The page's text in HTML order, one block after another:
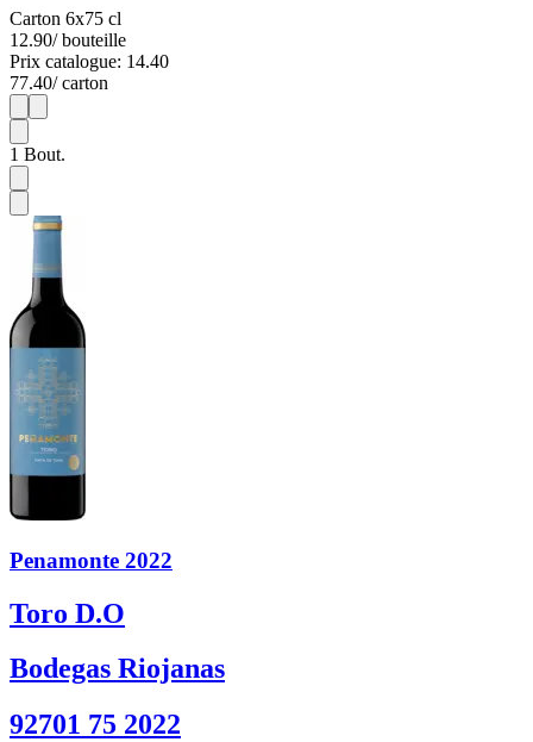
Carton 6x75 cl
12.90/ bouteille
Prix catalogue: 14.40
77.40/ carton
1
1 Bout.
Penamonte 2022
Toro D.O
Bodegas Riojanas
92701 75 2022